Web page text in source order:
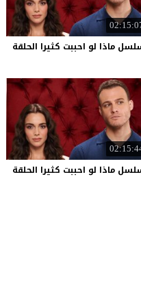
ماذا لو احببت كثيرا الحلقة
ماذا لو احببت كثيرا الحلقة